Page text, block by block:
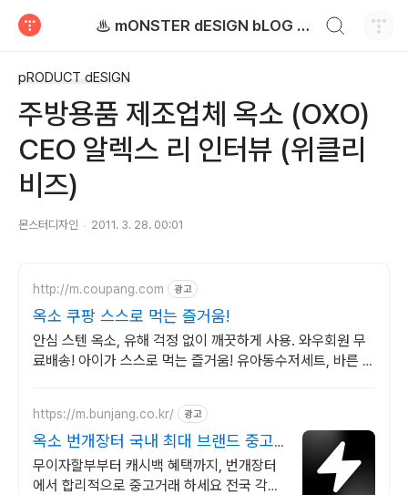
♨ mONSTER dESIGN bLOG - 몬스터디자인 블로그
pRODUCT dESIGN
주방용품 제조업체 옥소 (OXO)
CEO 알렉스 리 인터뷰 (위클리
비즈)
몬스터디자인 2011. 3. 28. 00:01
http://m.coupang.com 광고
옥소 쿠팡 스스로 먹는 즐거움!
안심 스텐 옥소, 유해 걱정 없이 깨끗하게 사용. 와우회원 무
료배송! 아이가 스스로 먹는 즐거움! 유아동수저세트, 바른 식
https://m.bunjang.co.kr/ 광고
옥소 번개장터 국내 최대 브랜드 중고
거래
무이자할부부터 캐시백 혜택까지, 번개장터
에서 합리적으로 중고거래 하세요 전국 각지